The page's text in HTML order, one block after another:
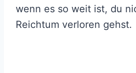
wenn es so weit ist, du
Reichtum verloren gehst.